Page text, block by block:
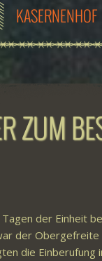
KASERNENHOF
ZUM
der Einheit
der
die Einberufung